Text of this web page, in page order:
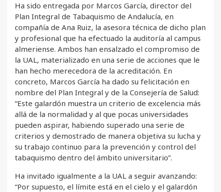
Ha sido entregada por Marcos García, director del
Plan Integral de Tabaquismo de Andalucía, en
compañía de Ana Ruiz, la asesora técnica de dicho plan
y profesional que ha efectuado la auditoría al campus
almeriense. Ambos han ensalzado el compromiso de
la UAL, materializado en una serie de acciones que le
han hecho merecedora de la acreditación. En
concreto, Marcos García ha dado su felicitación en
nombre del Plan Integral y de la Consejería de Salud:
“Este galardón muestra un criterio de excelencia más
allá de la normalidad y al que pocas universidades
pueden aspirar, habiendo superado una serie de
criterios y demostrado de manera objetiva su lucha y
su trabajo continuo para la prevención y control del
tabaquismo dentro del ámbito universitario”.
Ha invitado igualmente a la UAL a seguir avanzando:
“Por supuesto, el límite está en el cielo y el galardón